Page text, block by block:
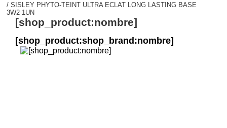
SISLEY PHYTO-TEINT ULTRA ECLAT LONG LASTING BASE
3W2 1UN
[shop_product:nombre]
[shop_product:shop_brand:nombre]